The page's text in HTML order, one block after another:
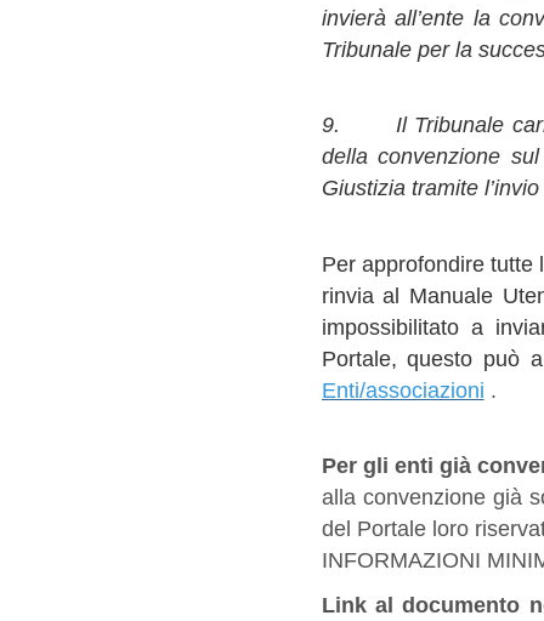
invierà all’ente la
Tribunale per la
9. Il Tribunale
della convenzione
Giustizia tramite
Per approfondire tutte
rinvia al Manuale
impossibilitato a
Portale, questo può
Enti/associazioni .
Per gli enti già
alla convenzione già
del Portale loro
INFORMAZIONI
Link al documento